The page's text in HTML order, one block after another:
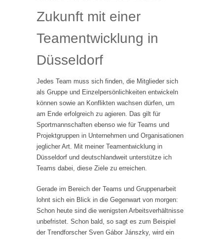
Zukunft mit einer
Teamentwicklung in
Düsseldorf
Jedes Team muss sich finden, die Mitglieder sich
als Gruppe und Einzelpersönlichkeiten entwickeln
können sowie an Konflikten wachsen dürfen, um
am Ende erfolgreich zu agieren. Das gilt für
Sportmannschaften ebenso wie für Teams und
Projektgruppen in Unternehmen und Organisationen
jeglicher Art. Mit meiner Teamentwicklung in
Düsseldorf und deutschlandweit unterstütze ich
Teams dabei, diese Ziele zu erreichen.
Gerade im Bereich der Teams und Gruppenarbeit
lohnt sich ein Blick in die Gegenwart von morgen:
Schon heute sind die wenigsten Arbeitsverhältnisse
unbefristet. Schon bald, so sagt es zum Beispiel
der Trendforscher Sven Gábor Jánszky, wird ein